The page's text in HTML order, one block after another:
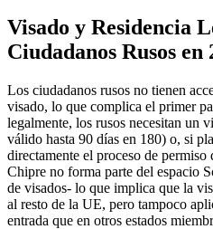
Visado y Residencia
Ciudadanos Rusos en
Los ciudadanos rusos no tienen
visado, lo que complica el primer
legalmente, los rusos necesitan un
válido hasta 90 días en 180) o, si
directamente el proceso de
Chipre no forma parte del espacio
de visados- lo que implica que la
al resto de la UE, pero tampoco
entrada que en otros estados